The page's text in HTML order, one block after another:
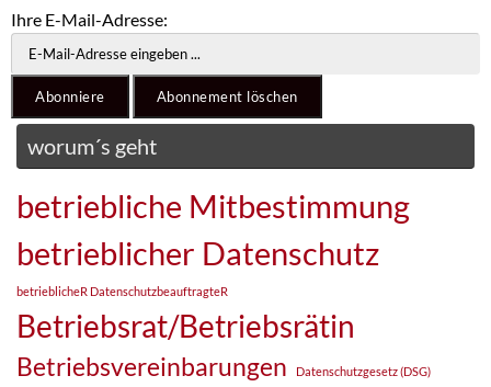
Ihre E-Mail-Adresse:
worum´s geht
betriebliche Mitbestimmung
betrieblicher Datenschutz
betrieblicheR DatenschutzbeauftragteR
Betriebsrat/Betriebsrätin
Betriebsvereinbarungen Datenschutzgesetz (DSG)